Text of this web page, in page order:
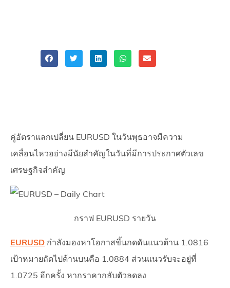
คู่อัตราแลกเปลี่ยน EURUSD ในวันพุธอาจมีความ
เคลื่อนไหวอย่างมีนัยสำคัญในวันที่มีการประกาศตัวเลข
เศรษฐกิจสำคัญ
กราฟ EURUSD รายวัน
EURUSD กำลังมองหาโอกาสขึ้นกดดันแนวต้าน 1.0816
เป้าหมายถัดไปด้านบนคือ 1.0884 ส่วนแนวรับจะอยู่ที่
1.0725 อีกครั้ง หากราคากลับตัวลดลง